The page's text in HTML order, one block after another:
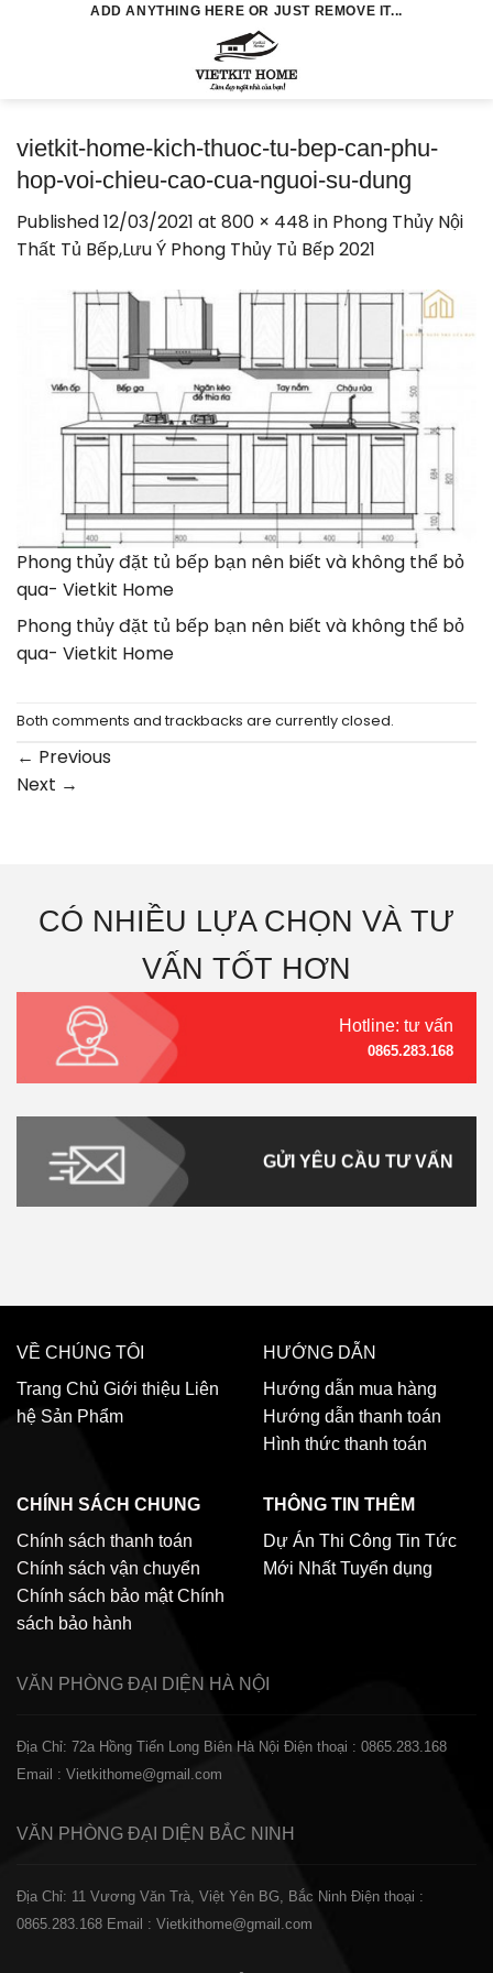
ADD ANYTHING HERE OR JUST REMOVE IT...
vietkit-home-kich-thuoc-tu-bep-can-phu-
hop-voi-chieu-cao-cua-nguoi-su-dung
Published12/03/2021 at 800 × 448 in Phong Thủy Nội
Thất Tủ Bếp,Lưu Ý Phong Thủy Tủ Bếp 2021
Phong thủy đặt tủ bếp bạn nên biết và không thể bỏ
qua- Vietkit Home
Phong thủy đặt tủ bếp bạn nên biết và không thể bỏ
qua- Vietkit Home
Both comments and trackbacks are currently closed.
← Previous
Next →
CÓ NHIỀU LỰA CHỌN VÀ TƯ
VẤN TỐT HƠN
Hotline: tư vấn
0865.283.168
GỬI YÊU CẦU TƯ VẤN
VỀ CHÚNG TÔI
Trang Chủ Giới thiệu Liên
hệ Sản Phẩm
HƯỚNG DẪN
Hướng dẫn mua hàng
Hướng dẫn thanh toán
Hình thức thanh toán
CHÍNH SÁCH CHUNG
Chính sách thanh toán
Chính sách vận chuyển
Chính sách bảo mật Chính
sách bảo hành
THÔNG TIN THÊM
Dự Án Thi Công Tin Tức
Mới Nhất Tuyển dụng
VĂN PHÒNG ĐẠI DIỆN HÀ NỘI
Địa Chỉ: 72a Hồng Tiến Long Biên Hà Nội Điện thoại : 0865.283.168
Email : Vietkithome@gmail.com
VĂN PHÒNG ĐẠI DIỆN BẮC NINH
Địa Chỉ: 11 Vương Văn Trà, Việt Yên BG, Bắc Ninh Điện thoại :
0865.283.168 Email : Vietkithome@gmail.com